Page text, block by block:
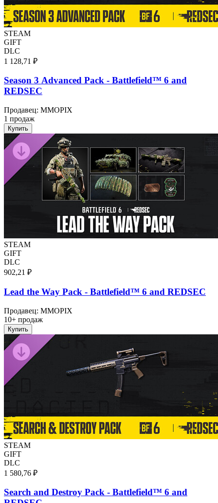
STEAM
GIFT
DLC
1 128,71 ₽
Season 3 Advanced Pack - Battlefield™ 6 and
REDSEC
Продавец: MMOPIX
1 продаж
Купить
STEAM
GIFT
DLC
902,21 ₽
Lead the Way Pack - Battlefield™ 6 and REDSEC
Продавец: MMOPIX
10+ продаж
Купить
STEAM
GIFT
DLC
1 580,76 ₽
Search and Destroy Pack - Battlefield™ 6 and